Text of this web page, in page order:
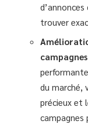
trouver
campagnes
du marché,
précieux et
campagnes